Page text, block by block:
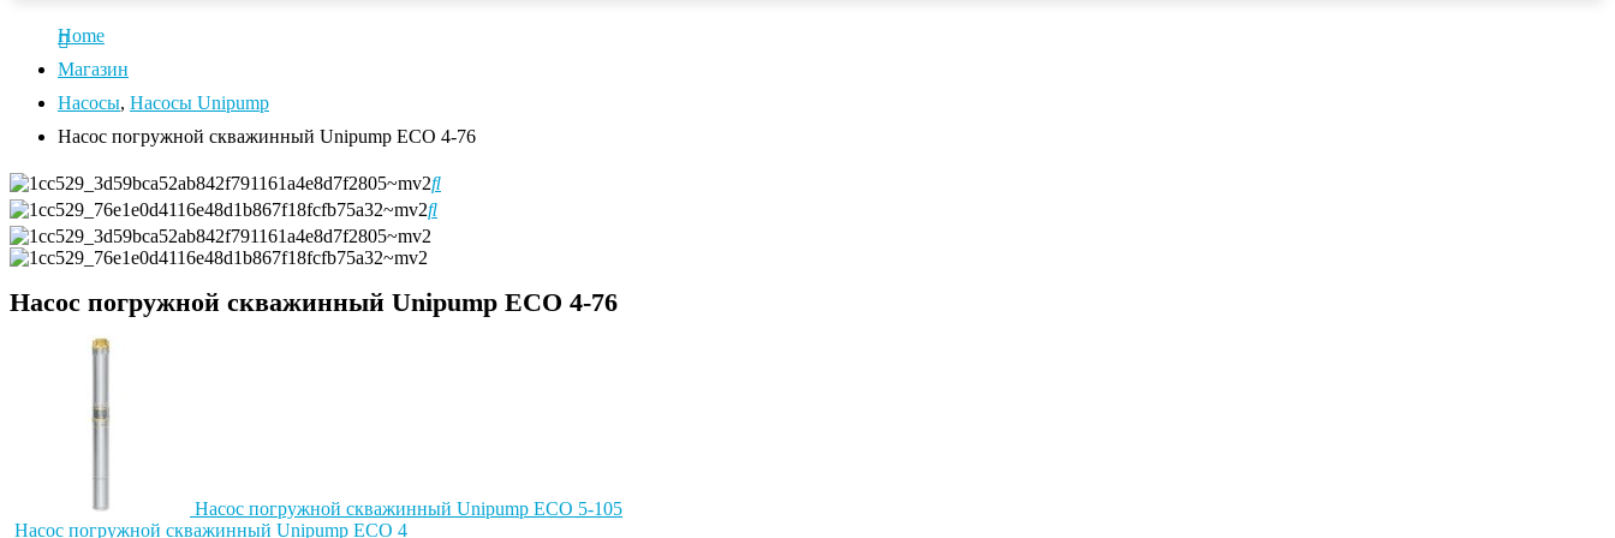
Home
Магазин
Насосы, Насосы Unipump
Насос погружной скважинный Unipump ECO 4-76
Насос погружной скважинный Unipump ECO 4-76
Насос погружной скважинный Unipump ECO 5-105
Насос погружной скважинный Unipump ECO 4